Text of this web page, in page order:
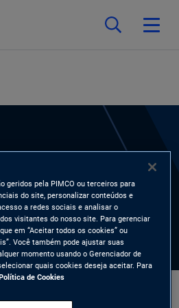
geridos pela PIMCO ou terceiros para
do site, personalizar conteúdos e
a redes sociais e analisar o
visitantes do nosso site. Para gerenciar
em “Aceitar todos os cookies” ou
Você também pode ajustar suas
momento usando o Gerenciador de
quais cookies deseja aceitar. Para
de Cookies